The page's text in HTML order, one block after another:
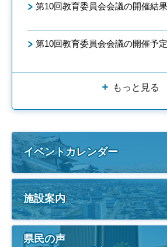
第10回教育委員会会議の開催結
第10回教育委員会会議の開催予
もっと見る
イベントカレンダー
施設案内
県民の声